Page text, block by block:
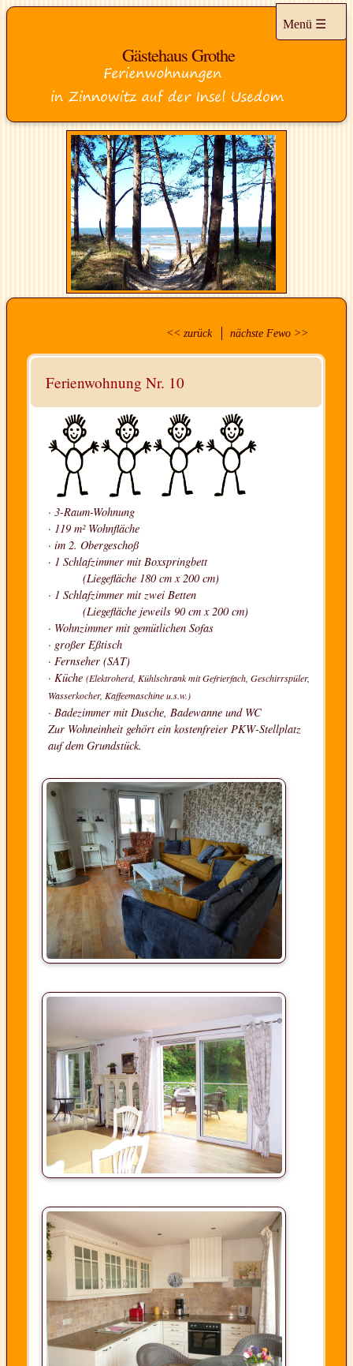
Gästehaus Grothe
FERIENWOHNUNGEN
PREISLISTE
WISSENSWERTES
KONTAKT & BUCHUNG
ANGEBOTE
für Kurzentschlossene
Menü
nächste Fewo >>
<< zurück
Ferienwohnung Nr. 10
· 3-Raum-Wohnung
· 119 m² Wohnfläche
· im 2. Obergeschoß
· 1 Schlafzimmer mit Boxspringbett
(Liegefläche 180 cm x 200 cm)
· 1 Schlafzimmer mit zwei Betten
(Liegefläche jeweils 90 cm x 200 cm)
· Wohnzimmer mit gemütlichen Sofas
· großer Eßtisch
· Fernseher (SAT)
· Küche(Elektroherd, Kühlschrank mit Gefrierfach, Geschirrspüler,
Wasserkocher, Kaffeemaschine u.s.w.)
· Badezimmer mit Dusche, Badewanne und WC
Zur Wohneinheit gehört ein kostenfreier PKW-Stellplatz
auf dem Grundstück.